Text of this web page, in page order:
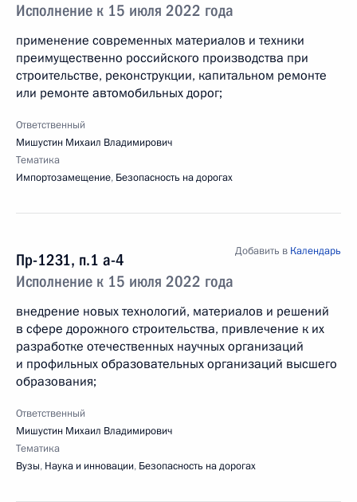
Исполнение к 15 июля 2022 года
применение современных материалов и техники
преимущественно российского производства при
строительстве, реконструкции, капитальном ремонте
или ремонте автомобильных дорог;
Ответственный
Мишустин Михаил Владимирович
Тематика
Импортозамещение, Безопасность на дорогах
Пр-1231, п.1 а-4
Исполнение к 15 июля 2022 года
Добавить в Календарь
внедрение новых технологий, материалов и решений
в сфере дорожного строительства, привлечение к их
разработке отечественных научных организаций
и профильных образовательных организаций высшего
образования;
Ответственный
Мишустин Михаил Владимирович
Тематика
Вузы, Наука и инновации, Безопасность на дорогах